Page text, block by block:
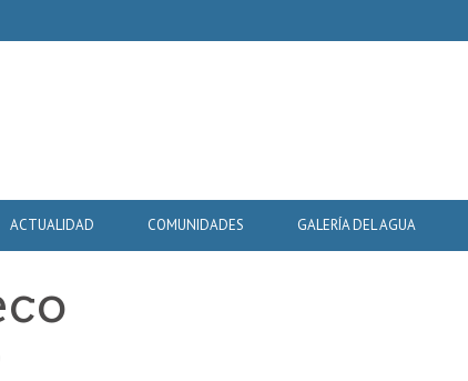
ACTUALIDAD COMUNIDADES GALERÍA DEL AGUA